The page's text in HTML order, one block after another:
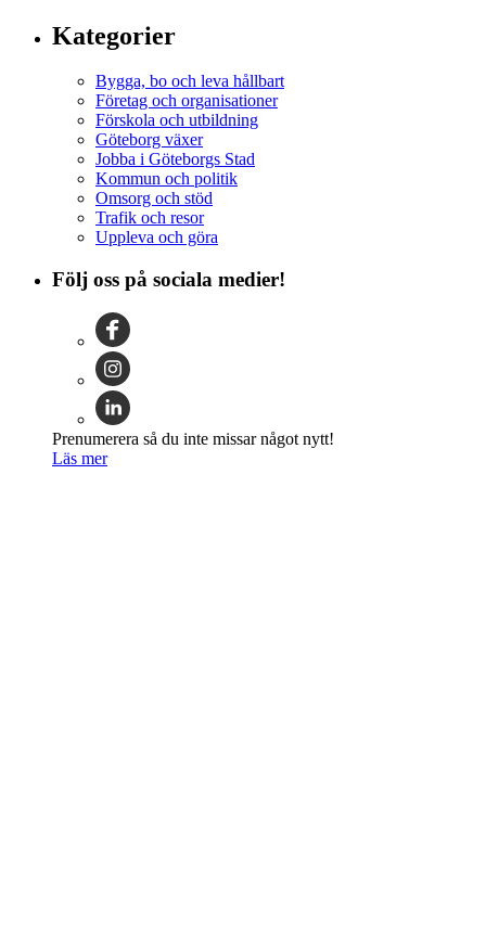
Kategorier
Bygga, bo och leva hållbart
Företag och organisationer
Förskola och utbildning
Göteborg växer
Jobba i Göteborgs Stad
Kommun och politik
Omsorg och stöd
Trafik och resor
Uppleva och göra
Följ oss på sociala medier!
Prenumerera så du inte missar något nytt!
Läs mer